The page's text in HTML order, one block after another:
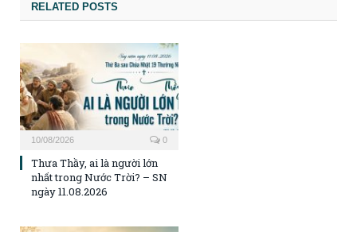
RELATED POSTS
10/08/2026 0
Thưa Thầy, ai là người lớn
nhất trong Nước Trời? – SN
ngày 11.08.2026